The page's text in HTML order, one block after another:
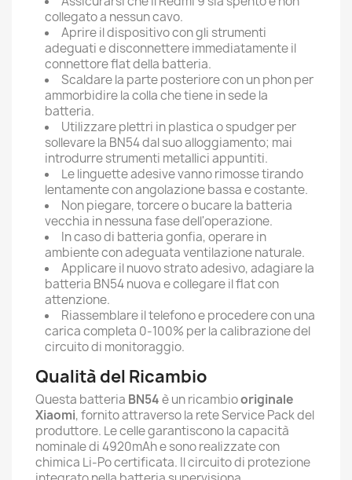
collegato a nessun cavo.
Aprire il dispositivo con gli strumenti
adeguati e disconnettere immediatamente il
connettore flat della batteria.
Scaldare la parte posteriore con un phon per
ammorbidire la colla che tiene in sede la
batteria.
Utilizzare plettri in plastica o spudger per
sollevare la BN54 dal suo alloggiamento; mai
introdurre strumenti metallici appuntiti.
Le linguette adesive vanno rimosse tirando
lentamente con angolazione bassa e costante.
Non piegare, torcere o bucare la batteria
vecchia in nessuna fase dell'operazione.
In caso di batteria gonfia, operare in
ambiente con adeguata ventilazione naturale.
Applicare il nuovo strato adesivo, adagiare la
batteria BN54 nuova e collegare il flat con
attenzione.
Riassemblare il telefono e procedere con una
carica completa 0-100% per la calibrazione del
circuito di monitoraggio.
Qualità del Ricambio
Questa batteria BN54è un ricambiooriginale
Xiaomi, fornito attraverso la rete Service Pack del
produttore. Le celle garantiscono la capacità
nominale di 4920mAh e sono realizzate con
chimica Li-Po certificata. Il circuito di protezione